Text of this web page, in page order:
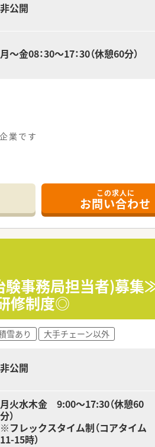
非公開
月～金08：30～17：30（休憩60分）
業です
や得意先の許認可の管理などの
この求人に
お問い合わせ
験事務局担当者)
修制度◎
雪あり 大手チェーン以外
非公開
月火水木金 9:00～17:30（休憩60
分）
※フレックスタイム制（コアタイム
11-15時）